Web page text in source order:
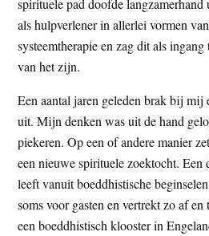
als hulpverlener in allerlei vormen
systeemtherapie en zag dit als
van het zijn.
Een aantal jaren geleden brak bij mij
uit. Mijn denken was uit de hand
piekeren. Op een of andere manier
een nieuwe spirituele zoektocht.
leeft vanuit boeddhistische
soms voor gasten en vertrekt zo af
een boeddhistisch klooster in